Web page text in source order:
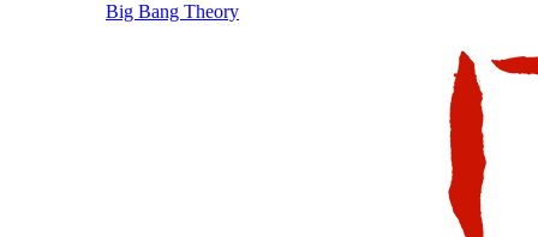
Big Bang Theory